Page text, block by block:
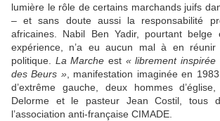
lumière le rôle de certains marchands juifs
– et sans doute aussi la responsabilité
africaines. Nabil Ben Yadir, pourtant belge
expérience, n’a eu aucun mal à en
politique. La Marche est « librement inspirée
des Beurs », manifestation imaginée en
d’extrême gauche, deux hommes
Delorme et le pasteur Jean Costil, tous
l’association anti-française CIMADE.